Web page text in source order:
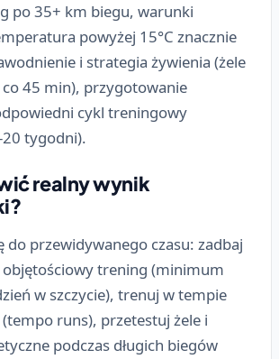
po 35+ km biegu, warunki
powyżej 15°C znacznie
i strategia żywienia (żele
45 min), przygotowanie
cykl treningowy
tygodni).
realny wynik
do przewidywanego czasu: zadbaj
trening (minimum
w szczycie), trenuj w tempie
runs), przetestuj żele i
podczas długich biegów